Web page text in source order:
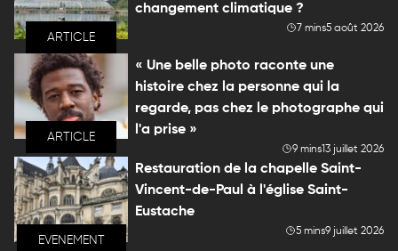
ARTICLE
changement climatique ?
7 mins5 août 2026
ARTICLE
« Une belle photo raconte une
histoire chez la personne qui la
regarde, pas chez le photographe qui
l'a prise »
9 mins13 juillet 2026
EVENEMENT
Restauration de la chapelle Saint-
Vincent-de-Paul à l'église Saint-
Eustache
5 mins9 juillet 2026